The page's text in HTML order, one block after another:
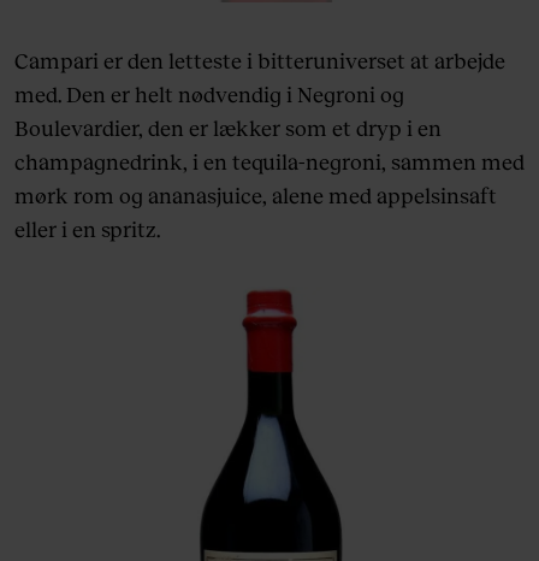
Campari er den letteste i bitteruniverset at arbejde
med. Den er helt nødvendig i Negroni og
Boulevardier, den er lækker som et dryp i en
champagnedrink, i en tequila-negroni, sammen med
mørk rom og ananasjuice, alene med appelsinsaft
eller i en spritz.